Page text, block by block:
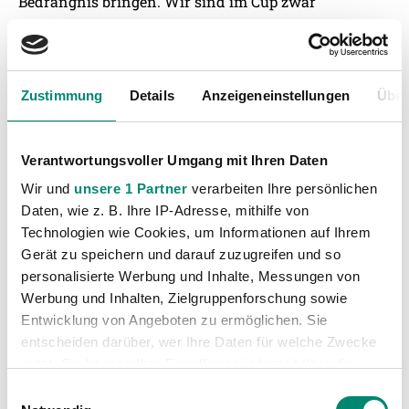
Zustimmung Details Anzeigeneinstellungen
Verantwortungsvoller Umgang mit Ihren Daten
Wir und unsere 1 Partner verarbeiten Ihre persönlichen
Daten, wie z. B. Ihre IP-Adresse, mithilfe von
Technologien wie Cookies, um Informationen auf Ihrem
Gerät zu speichern und darauf zuzugreifen und so
personalisierte Werbung und Inhalte, Messungen von
Werbung und Inhalten, Zielgruppenforschung sowie
Entwicklung von Angeboten zu ermöglichen. Sie
entscheiden darüber, wer Ihre Daten für welche Zwecke
aufbauen.“
Die letzten Aufeinandertreffen
Das letzte Aufeinandertreffen der beiden
Mannschaften in einem Bundesliga-Match gab es am
15. April 2017 und endete mit einem 1:0-Sieg für die
Mannschaft aus Graz. In einem Freundschaftsspiel
siegten die Grazer am 16. November 2018 mit 2:1.